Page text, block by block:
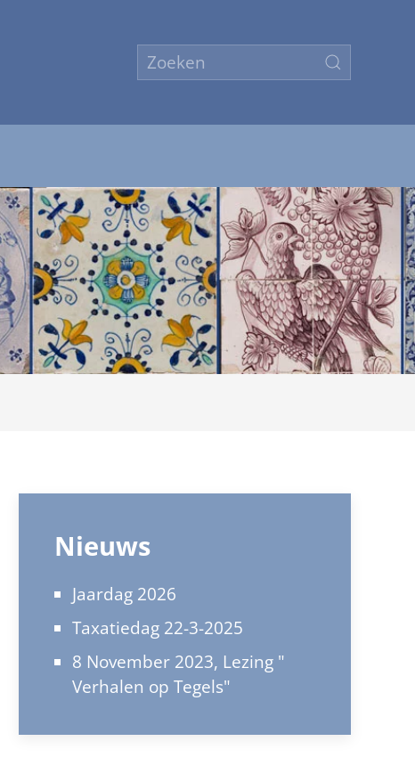
Nieuws
Jaardag 2026
Taxatiedag 22-3-2025
8 November 2023, Lezing "
Verhalen op Tegels"